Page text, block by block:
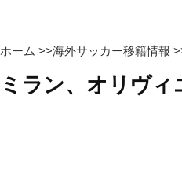
ホーム >>海外サッカー移籍情報
ミラン、オリヴ